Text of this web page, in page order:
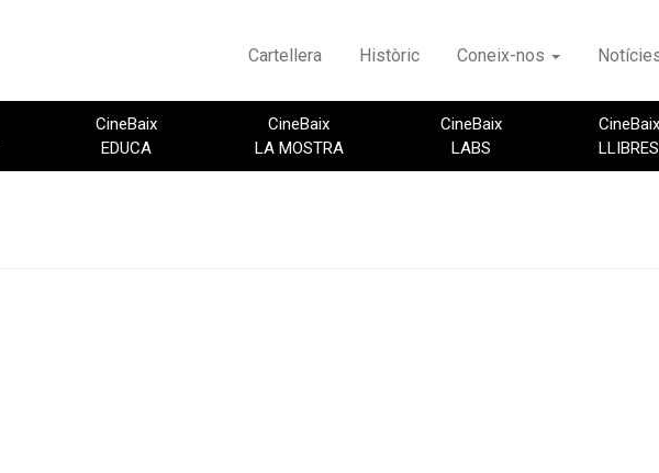
Cartellera Històric Coneix-nos
CineBaix
EDUCA
CineBaix
LA MOSTRA
CineBaix
LABS
CineBaix
LLIBRES